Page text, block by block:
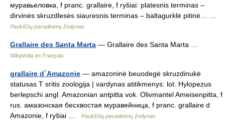
муравьеловка, f pranc. grallaire, f ryšiai: platesnis terminas –
dirvinės skruzdlesės siauresnis terminas – baltagurklė pitinė… …
Paukščių pavadinimų žodynas
Grallaire des Santa Marta — Grallaire des Santa Marta …
Wikipédia en Français
grallaire d`Amazonie — amazoninė beuodegė skruzdinukė
statusas T sritis zoologija | vardynas atitikmenys: lot. Hylopezus
berlepschi angl. Amazonian antpitta vok. Olivmantel Ameisenpitta, f
rus. амазонская бесхвостая муравейница, f pranc. grallaire d
Amazonie, f ryšiai …
Paukščių pavadinimų žodynas